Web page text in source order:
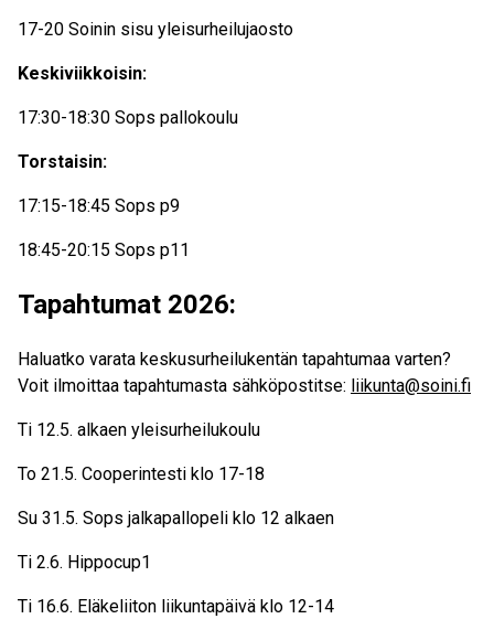
17-20 Soinin sisu yleisurheilujaosto
Keskiviikkoisin:
17:30-18:30 Sops pallokoulu
Torstaisin:
17:15-18:45 Sops p9
18:45-20:15 Sops p11
Tapahtumat 2026:
Haluatko varata keskusurheilukentän tapahtumaa varten?
Voit ilmoittaa tapahtumasta sähköpostitse: liikunta@soini.fi
Ti 12.5. alkaen yleisurheilukoulu
To 21.5. Cooperintesti klo 17-18
Su 31.5. Sops jalkapallopeli klo 12 alkaen
Ti 2.6. Hippocup1
Ti 16.6. Eläkeliiton liikuntapäivä klo 12-14